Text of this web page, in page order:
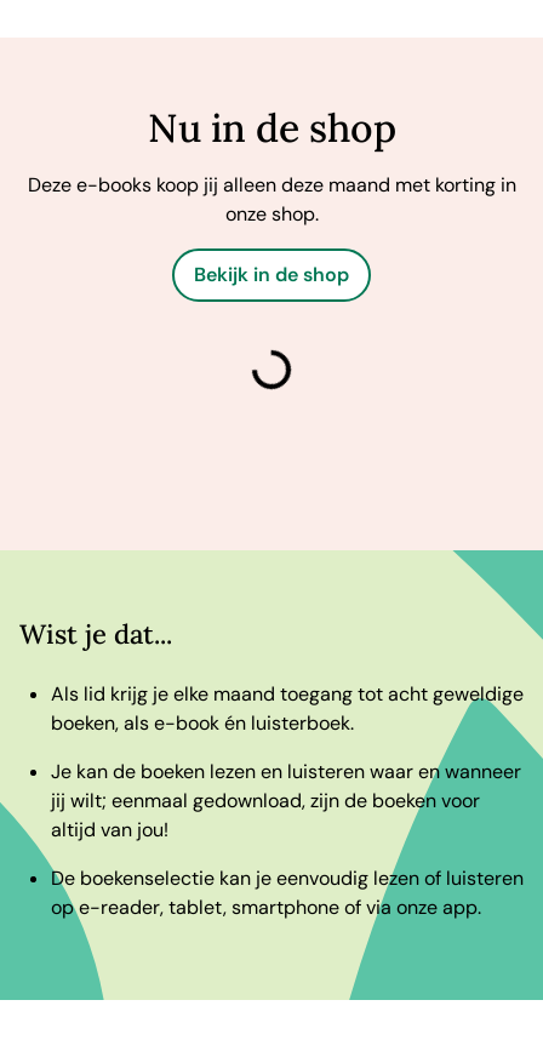
Nu in de shop
Deze e-books koop jij alleen deze maand met korting in
onze shop.
Bekijk in de shop
laden
Wist je dat...
Als lid krijg je elke maand toegang tot acht geweldige
boeken, als e-book én luisterboek.
Je kan de boeken lezen en luisteren waar en wanneer
jij wilt; eenmaal gedownload, zijn de boeken voor
altijd van jou!
De boekenselectie kan je eenvoudig lezen of luisteren
op e-reader, tablet, smartphone of via onze app.